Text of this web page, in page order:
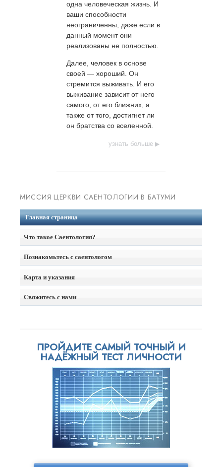
одна человеческая жизнь. И
ваши способности
неограниченны, даже если в
данный момент они
реализованы не полностью.
Далее, человек в основе
своей — хороший. Он
стремится выживать. И его
выживание зависит от него
самого, от его ближних, а
также от того, достигнет ли
он братства со вселенной.
узнать больше
МИССИЯ ЦЕРКВИ САЕНТОЛОГИИ В БАТУМИ
Главная страница
Что такое Саентология?
Познакомьтесь с саентологом
Карта и указания
Свяжитесь с нами
ПРОЙДИТЕ САМЫЙ ТОЧНЫЙ И
НАДЁЖНЫЙ ТЕСТ ЛИЧНОСТИ